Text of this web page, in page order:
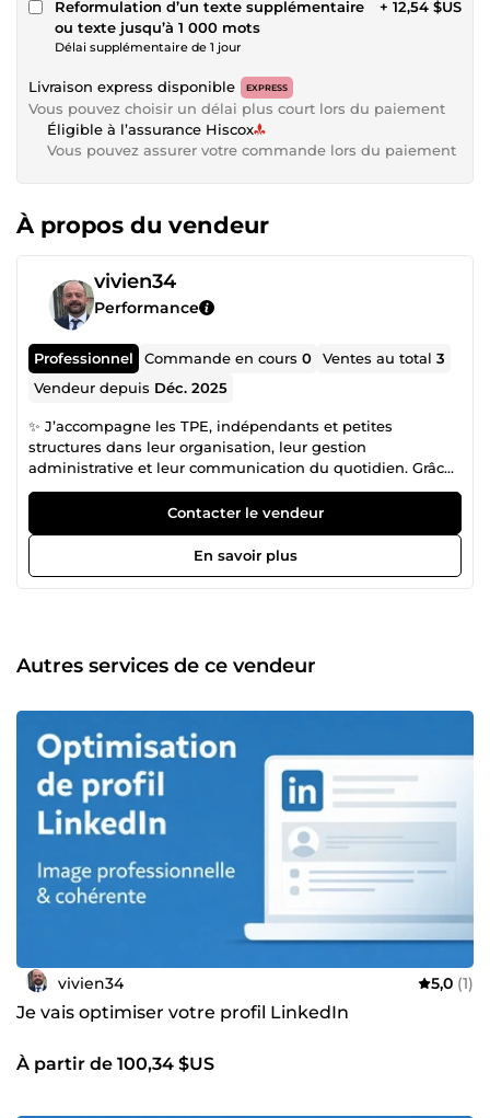
Reformulation d’un texte supplémentaire
ou texte jusqu’à 1 000 mots
Délai supplémentaire de 1 jour
+ 12,54 $US
Livraison express disponible EXPRESS
Vous pouvez choisir un délai plus court lors du paiement
Éligible à l’assurance Hiscox
Vous pouvez assurer votre commande lors du paiement
À propos du vendeur
vivien34
Performance
Professionnel Commande en cours0 Ventes au total3
Vendeur depuis Déc. 2025
✨ J’accompagne les TPE, indépendants et petites
structures dans leur organisation, leur gestion
administrative et leur communication du quotidien. Grâce
à plus de 10 ans d’expérience de terrain auprès
d’entreprises locales, j’ai développé une approche
complète : organisation interne, relation client… mais aussi
communication simple, efficace et adaptée aux petites
structures qui manquent de temps. 🔧 Mes expertises :
place de process simples et efficaces Aide au pilotage du
quotidien (priorités, planning, organisation)
Optimisation de profils professionnels (LinkedIn,
Facebook, Instagram) Mise en valeur de l’entreprise :
présentation, messages clés, crédibilité Création de
publications simples &amp; professionnelles (textes +
visuels) Gestion du calendrier de publication
Harmonisation du style, cohérence de l’image de marque
Conseils pour améliorer la visibilité locale et la relation
client 🎯 Mon objectif Aider les dirigeants débordés à
mieux s’organiser et à développer une communication
claire, régulière et professionnelle sans y passer des
heures. ✅ Pourquoi travailler avec moi ? Très bonne
capacité d’écoute et d’adaptation Sens de la
communication &amp; de la mise en valeur Organisation,
rigueur, efficacité Accompagnement humain,
Contacter le vendeur
En savoir plus
Autres services de ce vendeur
vivien34 5,0 (1)
Je vais optimiser votre profil LinkedIn
À partir de 100,34 $US